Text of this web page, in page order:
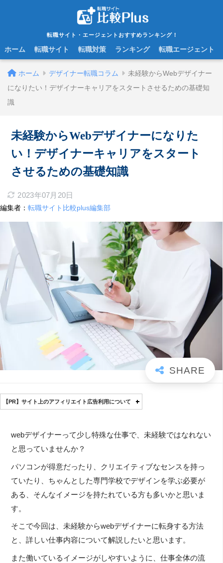
転職サイト・エージェントおすすめランキング！
ホーム 転職サイト 転職対策 ランキング 転職エージェント
ホーム デザイナー転職コラム
未経験からWebデザイナー
になりたい！デザイナーキャリアをスタートさせるための基礎知
識
未経験からWebデザイナーになりた
い！デザイナーキャリアをスタート
させるための基礎知識
2023年07月20日
編集者： 転職サイト比較plus編集部
【PR】サイト上のアフィリエイト広告利用について
webデザイナーって少し特殊な仕事で、未経験ではなれない
と思っていませんか？
パソコンが得意だったり、クリエイティブなセンスを持っ
ていたり、ちゃんとした専門学校でデザインを学ぶ必要が
ある、そんなイメージを持たれている方も多いかと思いま
す。
そこで今回は、未経験からwebデザイナーに転身する方法
と、詳しい仕事内容について解説したいと思います。
また働いているイメージがしやすいように、仕事全体の流